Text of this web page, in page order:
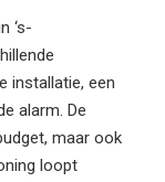
‘s-
installatie, een
alarm. De
maar ook
loopt